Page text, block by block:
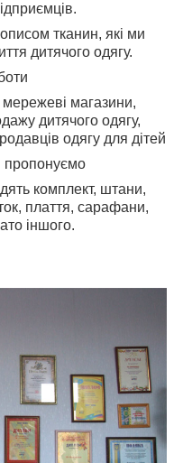
тканин, які ми
дитячого одягу.
магазини,
дитячого одягу,
одягу для дітей
пропонуємо
комплект, штани,
плаття, сарафани,
іншого.